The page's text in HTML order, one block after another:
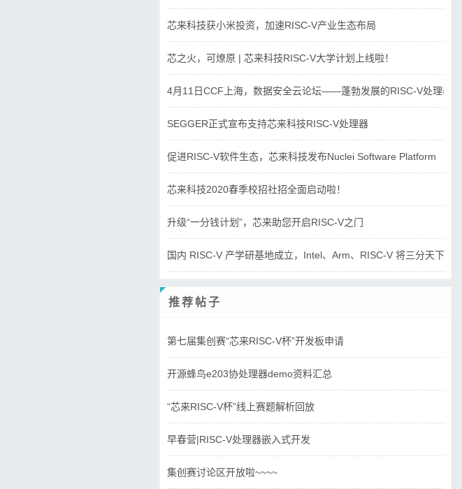
芯来科技获小米投资，加速RISC-V产业生态布局
芯之火，可燎原 | 芯来科技RISC-V大学计划上线啦！
4月11日CCF上海，数据安全云论坛——蓬勃发展的RISC-V处理器
SEGGER正式宣布支持芯来科技RISC-V处理器
促进RISC-V软件生态，芯来科技发布Nuclei Software Platform
芯来科技2020春季校招社招全面启动啦！
升级“一分钱计划”，芯来助您开启RISC-V之门
国内 RISC-V 产学研基地成立，Intel、Arm、RISC-V 将三分天下？
推荐帖子
第七届集创赛“芯来RISC-V杯”开发板申请
开源蜂鸟e203协处理器demo资料汇总
“芯来RISC-V杯”线上赛题解析回放
早春营|RISC-V处理器嵌入式开发
集创赛讨论区开放啦~~~~